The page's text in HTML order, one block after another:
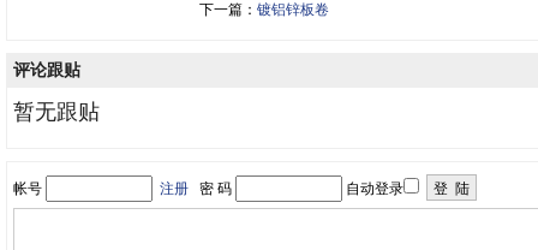
下一篇：镀铝锌板卷
评论跟贴
暂无跟贴
帐号 注册 密 码 自动登录